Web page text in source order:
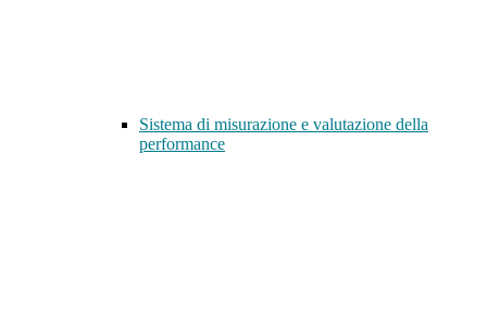
Sistema di misurazione e valutazione della
performance